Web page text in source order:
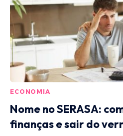
ECONOMIA
Nome no SERASA:
finanças e sair do